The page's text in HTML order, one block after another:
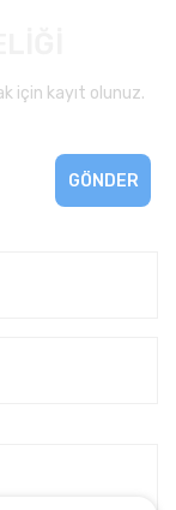
için kayıt olunuz.
GÖNDER